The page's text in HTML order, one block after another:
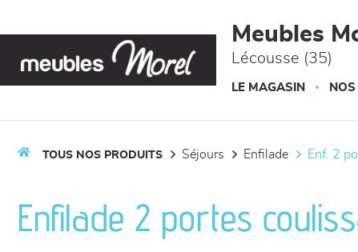
Meubles
Lécousse (35)
LE MAGASIN
TOUS NOS PRODUITS séjours enfilade enf. 2
Enfilade 2 portes